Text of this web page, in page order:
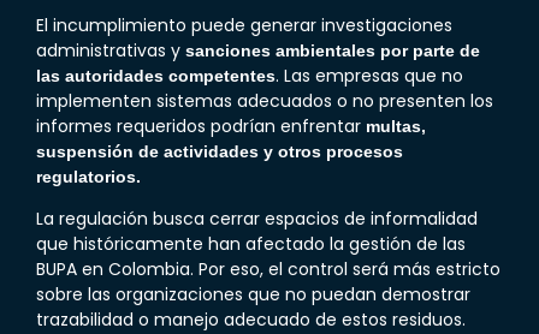
El incumplimiento puede generar investigaciones
administrativas y sanciones ambientales por parte de
las autoridades competentes. Las empresas que no
implementen sistemas adecuados o no presenten los
informes requeridos podrían enfrentar multas,
suspensión de actividades y otros procesos
regulatorios.
La regulación busca cerrar espacios de informalidad
que históricamente han afectado la gestión de las
BUPA en Colombia. Por eso, el control será más estricto
sobre las organizaciones que no puedan demostrar
trazabilidad o manejo adecuado de estos residuos.